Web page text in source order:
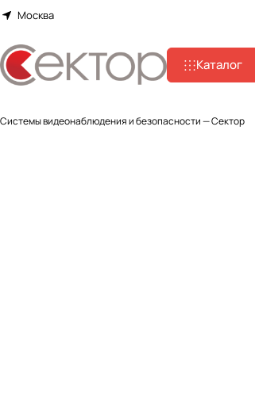
Москва
Каталог
Системы видеонаблюдения и безопасности — Сектор